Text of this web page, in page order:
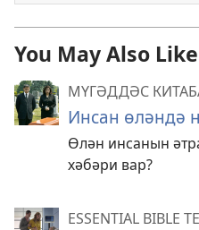
You May Also Like
МҮГӘДДӘС
Инсан өләндә
Өлән инсанын
хәбәри вар?
ESSENTIAL BIBLE